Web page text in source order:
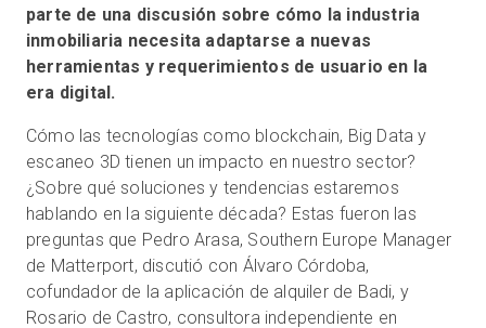
Ventas:+34 910 482 834
ES
parte de una discusión sobre cómo la industria
inmobiliaria necesita adaptarse a nuevas
herramientas y requerimientos de usuario en la
era digital.
Cómo las tecnologías como blockchain, Big Data y
escaneo 3D tienen un impacto en nuestro sector?
¿Sobre qué soluciones y tendencias estaremos
hablando en la siguiente década? Estas fueron las
preguntas que Pedro Arasa, Southern Europe Manager
de Matterport, discutió con Álvaro Córdoba,
cofundador de la aplicación de alquiler de Badi, y
Rosario de Castro, consultora independiente en